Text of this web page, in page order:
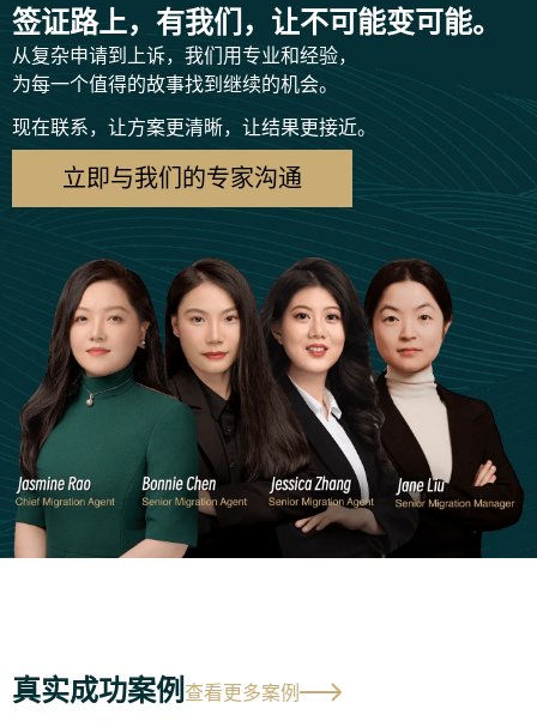
签证路上，有我们，让不可能变可能。
从复杂申请到上诉，我们用专业和经验，
为每一个值得的故事找到继续的机会。
现在联系，让方案更清晰，让结果更接近。
立即与我们的专家沟通
真实成功案例查看更多案例